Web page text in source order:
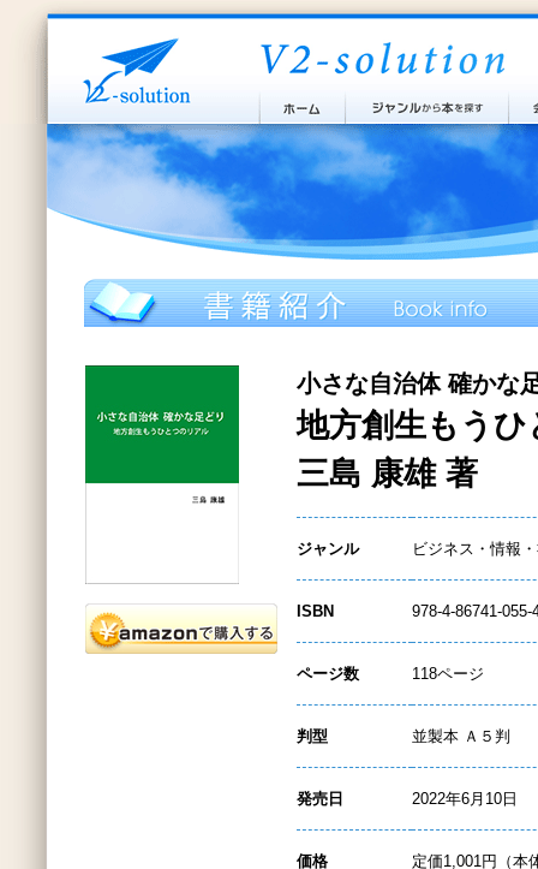
小さな自治体 確かな
地方創生もう
三島 康雄 著
ジャンル ビジネス・情報
ISBN 978-4-86741-055-
ページ数 118ページ
判型 並製本 Ａ５判
発売日 2022年6月10日
価格 定価1,001円（本